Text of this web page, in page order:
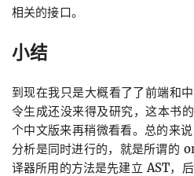
相关的接口。
小结
到现在我只是大概看了了前端和
令生成还没来得及研究，这本书
个中文版来再稍微看看。总的来
分析是同时进行的，就是所谓的
译器所用的方法是先建立 AST，